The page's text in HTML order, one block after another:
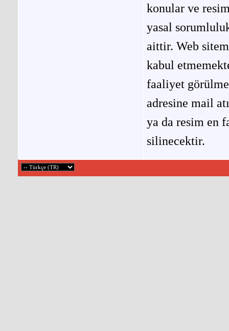
konular ve
yasal
aittir. Web
kabul
faaliyet
adresine mail
ya da resim en
silinecektir.